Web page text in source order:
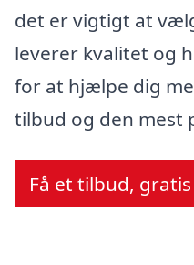
det er vigtigt at
leverer kvalitet og
for at hjælpe dig
tilbud og den mest
Få et tilbud,